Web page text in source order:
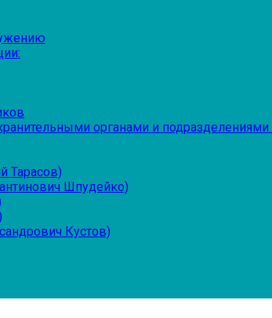
органами и
Тарасов)
Шпудейко)
Кустов)